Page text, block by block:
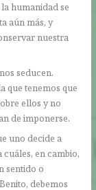
humanidad se
aún más, y
nuestra
seducen.
que tenemos que
ellos y no
de imponerse.
uno decide a
en cambio,
sentido o
debemos